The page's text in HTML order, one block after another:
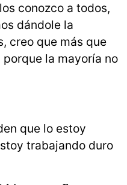
conozco a todos,
dándole la
creo que más que
la mayoría no
que lo estoy
trabajando duro